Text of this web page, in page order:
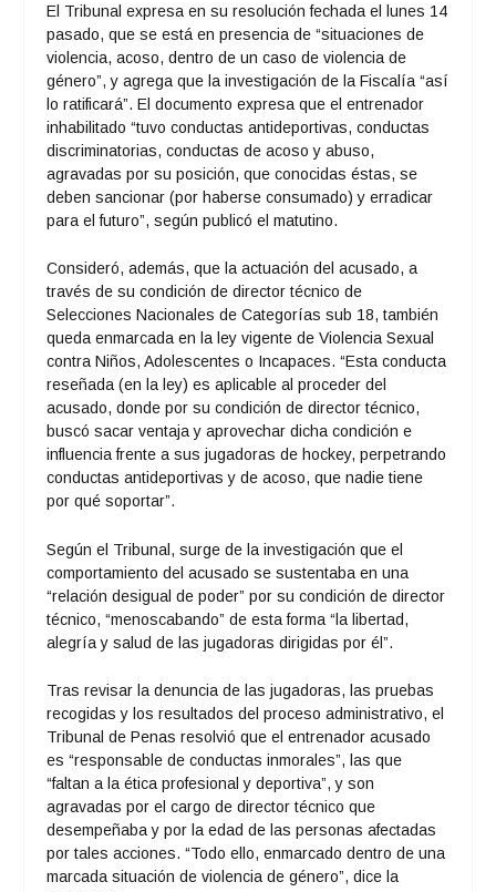
El Tribunal expresa en su resolución fechada el lunes 14
pasado, que se está en presencia de “situaciones de
violencia, acoso, dentro de un caso de violencia de
género”, y agrega que la investigación de la Fiscalía “así
lo ratificará”. El documento expresa que el entrenador
inhabilitado “tuvo conductas antideportivas, conductas
discriminatorias, conductas de acoso y abuso,
agravadas por su posición, que conocidas éstas, se
deben sancionar (por haberse consumado) y erradicar
para el futuro”, según publicó el matutino.
Consideró, además, que la actuación del acusado, a
través de su condición de director técnico de
Selecciones Nacionales de Categorías sub 18, también
queda enmarcada en la ley vigente de Violencia Sexual
contra Niños, Adolescentes o Incapaces. “Esta conducta
reseñada (en la ley) es aplicable al proceder del
acusado, donde por su condición de director técnico,
buscó sacar ventaja y aprovechar dicha condición e
influencia frente a sus jugadoras de hockey, perpetrando
conductas antideportivas y de acoso, que nadie tiene
por qué soportar”.
Según el Tribunal, surge de la investigación que el
comportamiento del acusado se sustentaba en una
“relación desigual de poder” por su condición de director
técnico, “menoscabando” de esta forma “la libertad,
alegría y salud de las jugadoras dirigidas por él”.
Tras revisar la denuncia de las jugadoras, las pruebas
recogidas y los resultados del proceso administrativo, el
Tribunal de Penas resolvió que el entrenador acusado
es “responsable de conductas inmorales”, las que
“faltan a la ética profesional y deportiva”, y son
agravadas por el cargo de director técnico que
desempeñaba y por la edad de las personas afectadas
por tales acciones. “Todo ello, enmarcado dentro de una
marcada situación de violencia de género”, dice la